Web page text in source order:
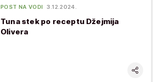
POST NA VODI 3.12.2024.
Tuna stek po receptu Džejmija
Olivera